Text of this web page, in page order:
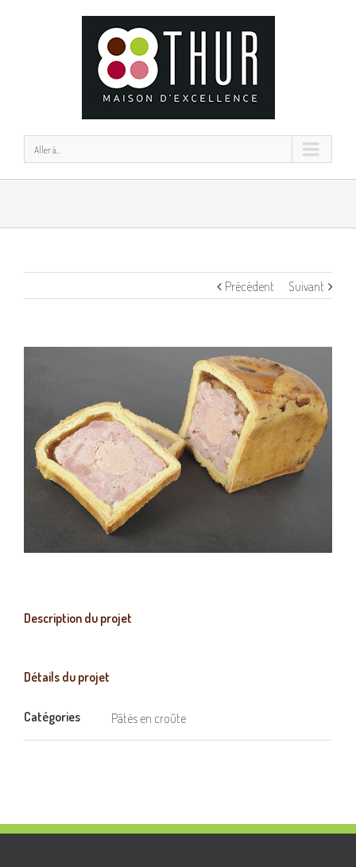
Aller à...
Précédent Suivant
Description du projet
Détails du projet
Catégories Pâtés en croûte